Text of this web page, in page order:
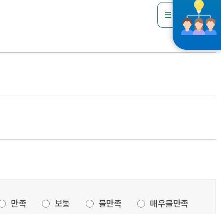
목록으로
만족 보통 불만족 매우불만족